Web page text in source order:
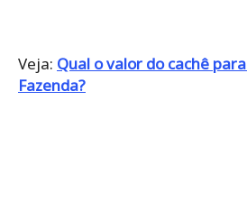
Veja: Qual o valor do cachê
Fazenda?